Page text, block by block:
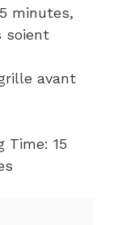
minutes,
soient
avant
Time: 15